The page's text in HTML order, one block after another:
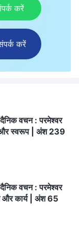
करें
करें
वचन : परमेश्वर
और स्वरूप | अंश 239
वचन : परमेश्वर
और कार्य | अंश 65